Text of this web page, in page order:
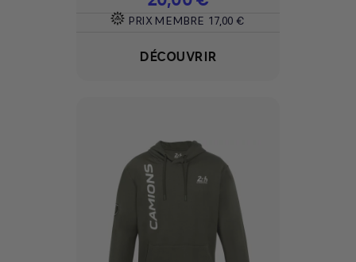
PRIX MEMBRE 17,00 €
DÉCOUVRIR